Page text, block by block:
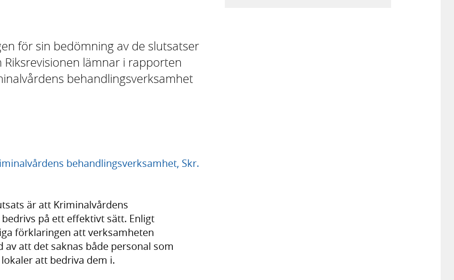
för sin bedömning av de slutsatser
lämnar i rapporten
behandlingsverksamhet
behandlingsverksamhet, Skr.
är att Kriminalvårdens
på ett effektivt sätt. Enligt
förklaringen att verksamheten
att det saknas både personal som
att bedriva dem i.